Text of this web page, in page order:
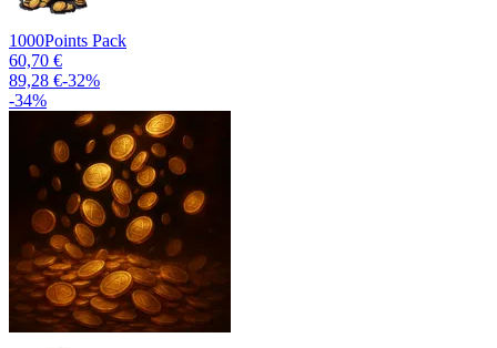
1000Points Pack
60,70 €
89,28 €-32%
-34%